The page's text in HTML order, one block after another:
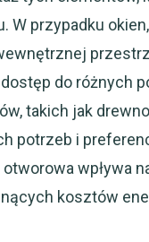
przypadku
do różnych
takich jak
potrzeb i
wpływa
kosztów